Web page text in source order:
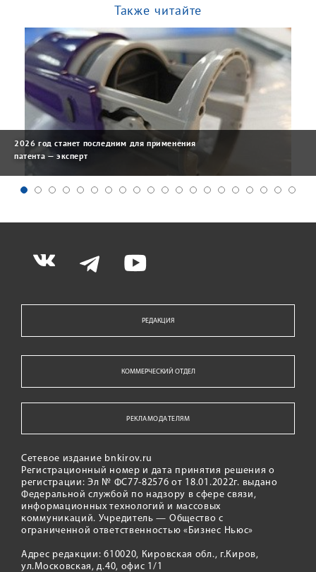
Также читайте
2026 год станет последним для применения
патента — эксперт
РЕДАКЦИЯ
КОММЕРЧЕСКИЙ ОТДЕЛ
РЕКЛАМОДАТЕЛЯМ
Сетевое издание bnkirov.ru
Регистрационный номер и дата принятия решения о
регистрации: Эл № ФС77-82576 от 18.01.2022г. выдано
Федеральной службой по надзору в сфере связи,
информационных технологий и массовых
коммуникаций. Учредитель — Общество с
ограниченной ответственностью «Бизнес Ньюс»
Адрес редакции: 610020, Кировская обл., г.Киров,
ул.Московская, д.40, офис 1/1